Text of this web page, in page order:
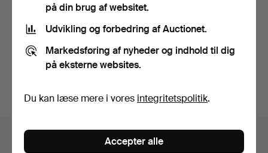
Du kan også søge ivores arkiv med afsluttede
auktioner.
Sidefodsnavigation
Hjælp og kontaktoplysninger
på din brug af websitet.
Udvikling og forbedring af Auctionet.
Markedsføring af nyheder og indhold til dig
på eksterne websites.
Du kan læse mere i vores integritetspolitik.
Accepter alle